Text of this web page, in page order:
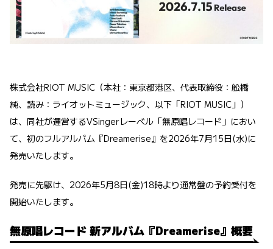
株式会社RIOT MUSIC（本社：東京都港区、代表取締役：舩橋
純、読み：ライオットミュージック、以下「RIOT MUSIC」）
は、同社が運営するVSingerレーベル「無原唱レコード」におい
て、初のフルアルバム『Dreamerise』を2026年7月15日(水)に
発売いたします。
発売に先駆け、2026年5月8日(金)18時より通常盤の予約受付を
開始いたします。
無原唱レコード 新アルバム『Dreamerise』概要